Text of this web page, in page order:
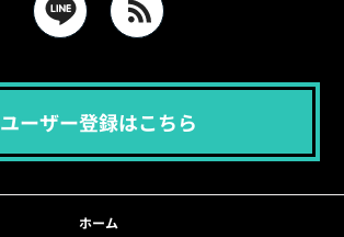
ユーザー登録はこちら
ホーム